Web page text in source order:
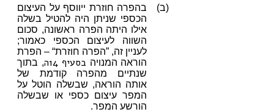
(ב)
בהפרה חוזרת ייווסף על העיצום
הכספי שניתן היה להטיל בשלה
אילו היתה הפרה ראשונה, סכום
השווה לעיצום הכספי כאמור;
לעניין זה, ”הפרה חוזרת“ – הפרת
הוראה המנויה בסעיף 14ה
, בתוך
שנתיים מהפרה קודמת של
אותה הוראה, שבשלה הוטל על
המפר עיצום כספי או שבשלה
הורשע המפר.